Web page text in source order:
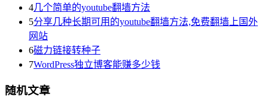
4几个简单的youtube翻墙方法
5分享几种长期可用的youtube翻墙方法,免费翻墙上国外
网站
6磁力链接转种子
7WordPress独立博客能赚多少钱
随机文章